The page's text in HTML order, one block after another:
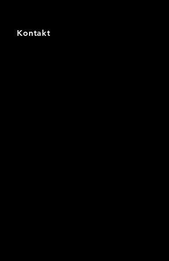
Kontakt